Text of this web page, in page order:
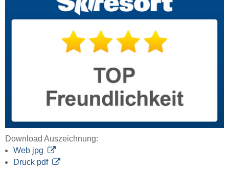
Download Auszeichnung:
Web jpg
Druck pdf